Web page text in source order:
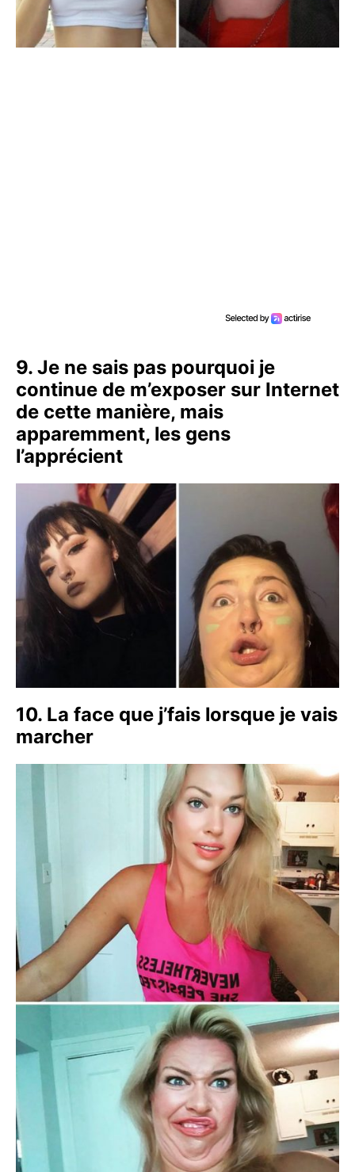
9. Je ne sais pas pourquoi je
continue de m’exposer sur Internet
de cette manière, mais
apparemment, les gens
l’apprécient
10. La face que j’fais lorsque je vais
marcher